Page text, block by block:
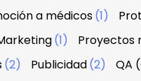
a médicos(1)
(1) Proyectos
(2) Publicidad(2) QA